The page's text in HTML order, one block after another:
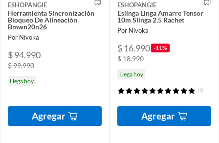
ESHOPANGIE
Herramienta Sincronización
Bloqueo De Alineación
Bmwn20n26
Por Nivoka
$ 94.990
$ 99.990
Llega hoy
Agregar
ESHOPANGIE
Eslinga Linga Amarre Tensor
10m Slinga 2.5 Rachet
Por Nivoka
$ 16.990 -11%
$ 18.990
Llega hoy
(1)
Agregar